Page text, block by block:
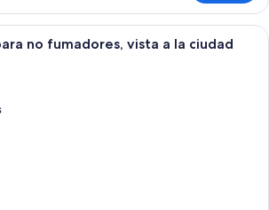
Una habitación de hotel con una
no fumadores, vista a la ciudad